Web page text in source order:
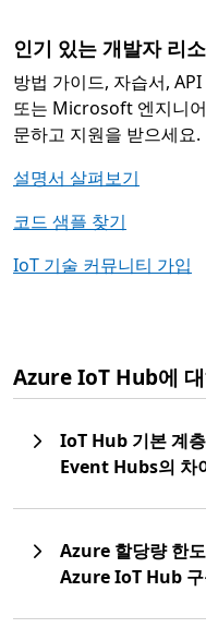
인기 있는 개발자 리
방법 가이드, 자습서,
또는 Microsoft 엔지니
문하고 지원을 받으세요.
설명서 살펴보기
코드 샘플 찾기
IoT 기술 커뮤니티 가입
Azure IoT Hub에
IoT Hub 기본 계
Event Hubs의 차
Azure 할당량 한
Azure IoT Hub 구